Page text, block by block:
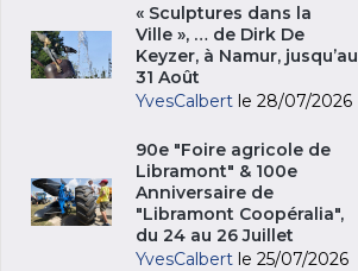
« Sculptures dans la
Ville », … de Dirk De
Keyzer, à Namur, jusqu’au
31 Août
YvesCalbert le 28/07/2026
90e "Foire agricole de
Libramont" & 100e
Anniversaire de
"Libramont Coopéralia",
du 24 au 26 Juillet
YvesCalbert le 25/07/2026